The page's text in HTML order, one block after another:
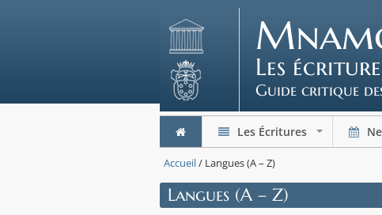
Les
Guide critique
Les Écritures
Accueil/ Langues (A – Z)
Langues (A – Z)